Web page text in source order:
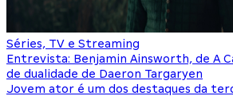
Séries, TV e Streaming
Entrevista: Benjamin Ainsworth, de A
de dualidade de Daeron Targaryen
Jovem ator é um dos destaques da